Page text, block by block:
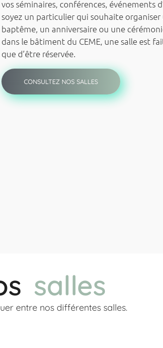
vos séminaires, conférences, événements
soyez un particulier qui souhaite
baptême, un anniversaire ou une
dans le bâtiment du CEME, une salle est
que d’être réservée.
CONSULTEZ NOS SALLES
salles
entre nos différentes salles.